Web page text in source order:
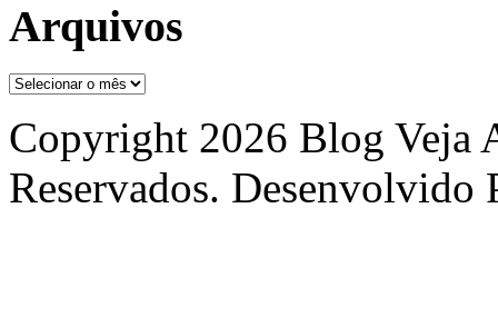
Arquivos
Arquivos
Copyright 2026 Blog Veja
Reservados. Desenvolvido